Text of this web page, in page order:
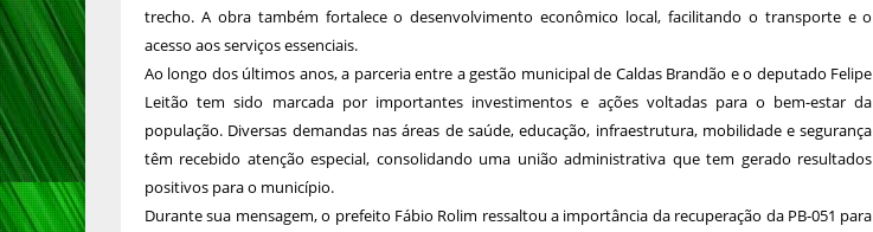
trecho. A obra também fortalece o desenvolvimento econômico local, facilitando o transporte e o
acesso aos serviços essenciais.
Ao longo dos últimos anos, a parceria entre a gestão municipal de Caldas Brandão e o deputado Felipe
Leitão tem sido marcada por importantes investimentos e ações voltadas para o bem-estar da
população. Diversas demandas nas áreas de saúde, educação, infraestrutura, mobilidade e segurança
têm recebido atenção especial, consolidando uma união administrativa que tem gerado resultados
positivos para o município.
Durante sua mensagem, o prefeito Fábio Rolim ressaltou a importância da recuperação da PB-051 para